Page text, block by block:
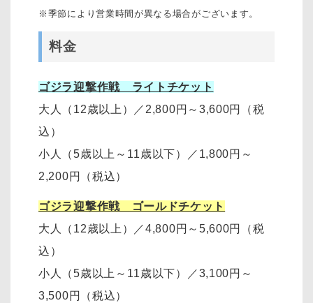
※季節により営業時間が異なる場合がございます。
料金
ゴジラ迎撃作戦 ライトチケット
大人（12歳以上）
／ 2,800円～3,600円
（税
込）
小人（5歳以上～11歳以下）
／ 1,800円～
2,200円
（税込）
ゴジラ迎撃作戦 ゴールドチケット
大人（12歳以上）
／4,800円～5,600円（税
込）
小人（5歳以上～11歳以下）
／3,100円～
3,500円
（税込）